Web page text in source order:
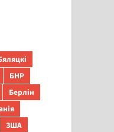
БНР
Берлін
ЗША